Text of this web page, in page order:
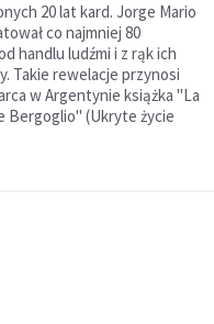
20 lat kard. Jorge Mario
co najmniej 80
handlu ludźmi i z rąk ich
Takie rewelacje przynosi
w Argentynie książka "La
Bergoglio" (Ukryte życie